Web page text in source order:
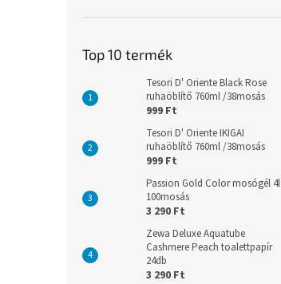
Top 10 termék
Tesori D' Oriente Black Rose
ruhaöblítő 760ml /38mosás
999 Ft
Tesori D' Oriente IKIGAI
ruhaöblítő 760ml /38mosás
999 Ft
Passion Gold Color mosógél 4l
100mosás
3 290 Ft
Zewa Deluxe Aquatube
Cashmere Peach toalettpapír
24db
3 290 Ft